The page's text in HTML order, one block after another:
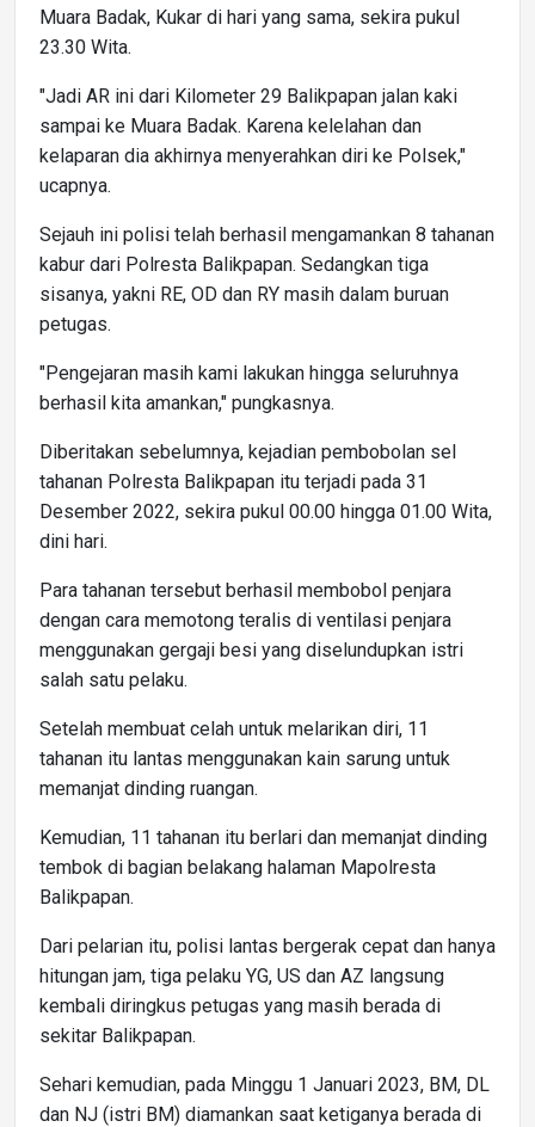
Muara Badak, Kukar di hari yang sama, sekira pukul
23.30 Wita.
"Jadi AR ini dari Kilometer 29 Balikpapan jalan kaki
sampai ke Muara Badak. Karena kelelahan dan
kelaparan dia akhirnya menyerahkan diri ke Polsek,"
ucapnya.
Sejauh ini polisi telah berhasil mengamankan 8 tahanan
kabur dari Polresta Balikpapan. Sedangkan tiga
sisanya, yakni RE, OD dan RY masih dalam buruan
petugas.
"Pengejaran masih kami lakukan hingga seluruhnya
berhasil kita amankan," pungkasnya.
Diberitakan sebelumnya, kejadian pembobolan sel
tahanan Polresta Balikpapan itu terjadi pada 31
Desember 2022, sekira pukul 00.00 hingga 01.00 Wita,
dini hari.
Para tahanan tersebut berhasil membobol penjara
dengan cara memotong teralis di ventilasi penjara
menggunakan gergaji besi yang diselundupkan istri
salah satu pelaku.
Setelah membuat celah untuk melarikan diri, 11
tahanan itu lantas menggunakan kain sarung untuk
memanjat dinding ruangan.
Kemudian, 11 tahanan itu berlari dan memanjat dinding
tembok di bagian belakang halaman Mapolresta
Balikpapan.
Dari pelarian itu, polisi lantas bergerak cepat dan hanya
hitungan jam, tiga pelaku YG, US dan AZ langsung
kembali diringkus petugas yang masih berada di
sekitar Balikpapan.
Sehari kemudian, pada Minggu 1 Januari 2023, BM, DL
dan NJ (istri BM) diamankan saat ketiganya berada di